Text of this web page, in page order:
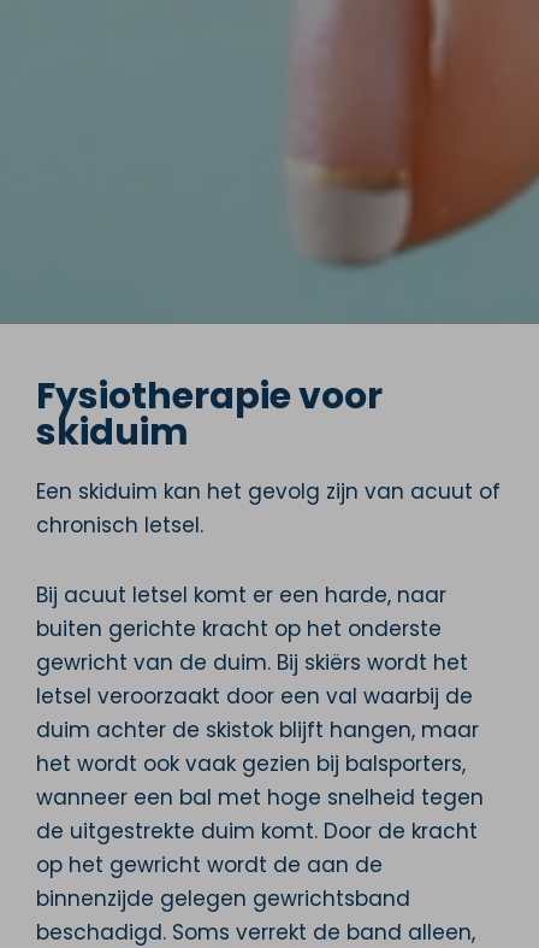
Fysiotherapie voor
skiduim
Een skiduim kan het gevolg zijn van acuut of
chronisch letsel.
Bij acuut letsel komt er een harde, naar
buiten gerichte kracht op het onderste
gewricht van de duim. Bij skiërs wordt het
letsel veroorzaakt door een val waarbij de
duim achter de skistok blijft hangen, maar
het wordt ook vaak gezien bij balsporters,
wanneer een bal met hoge snelheid tegen
de uitgestrekte duim komt. Door de kracht
op het gewricht wordt de aan de
binnenzijde gelegen gewrichtsband
beschadigd. Soms verrekt de band alleen,